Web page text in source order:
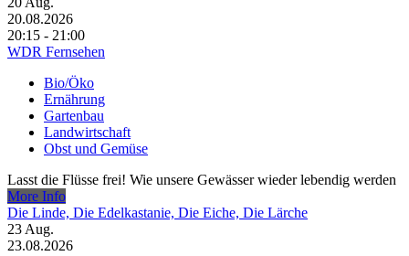
20.08.2026
20:15 - 21:00
WDR Fernsehen
Bio/Öko
Ernährung
Gartenbau
Landwirtschaft
Obst und Gemüse
Lasst die Flüsse frei! Wie unsere Gewässer wieder lebendig werden
More Info
Die Linde, Die Edelkastanie, Die Eiche, Die Lärche
23 Aug.
23.08.2026